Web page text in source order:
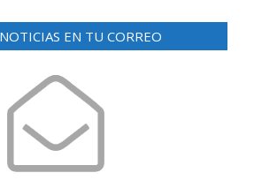
EN TU CORREO